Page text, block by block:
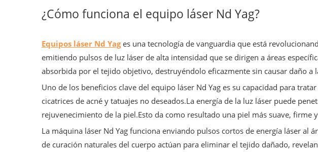
¿Cómo funciona el equipo láser Nd Yag?
Equipos láser Nd Yages una tecnología de vanguardia que está
emitiendo pulsos de luz láser de alta intensidad que se dirigen a áreas
absorbida por el tejido objetivo, destruyéndolo eficazmente sin causar daño a
Uno de los beneficios clave del equipo láser Nd Yag es su capacidad para
cicatrices de acné y tatuajes no deseados.La energía de la luz láser puede
rejuvenecimiento de la piel.Esto da como resultado una piel más suave, firme
La máquina láser Nd Yag funciona enviando pulsos cortos de energía láser
de curación naturales del cuerpo actúan para eliminar el tejido dañado,